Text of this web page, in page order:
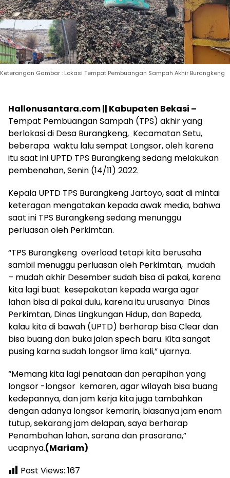
Keterangan Gambar : Lokasi Tempat Pembuangan Sampah Akhir Burangkeng
Hallonusantara.com || Kabupaten Bekasi –
Tempat Pembuangan Sampah (TPS) akhir yang
berlokasi di Desa Burangkeng, Kecamatan Setu,
beberapa waktu lalu sempat Longsor, oleh karena
itu saat ini UPTD TPS Burangkeng sedang melakukan
pembenahan, Senin (14/11) 2022.
Kepala UPTD TPS Burangkeng Jartoyo, saat di mintai
keteragan mengatakan kepada awak media, bahwa
saat ini TPS Burangkeng sedang menunggu
perluasan oleh Perkimtan.
“TPS Burangkeng overload tetapi kita berusaha
sambil menuggu perluasan oleh Perkimtan, mudah
– mudah akhir Desember sudah bisa di pakai, karena
kita lagi buat kesepakatan kepada warga agar
lahan bisa di pakai dulu, karena itu urusanya Dinas
Perkimtan, Dinas Lingkungan Hidup, dan Bapeda,
kalau kita di bawah (UPTD) berharap bisa Clear dan
bisa buang dan buka jalan spech baru. Kita sangat
pusing karna sudah longsor lima kali,” ujarnya.
“Memang kita lagi penataan dan perapihan yang
longsor -longsor kemaren, agar wilayah bisa buang
kedepannya, dan jam kerja kita juga tambahkan
dengan adanya longsor kemarin, biasanya jam enam
tutup, sekarang jam delapan, saya berharap
Penambahan lahan, sarana dan prasarana,”
ucapnya.(Mariam)
Post Views: 167